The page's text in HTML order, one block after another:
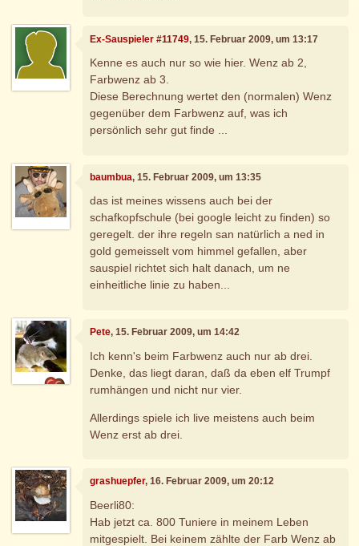
Ex-Sauspieler #11749, 15. Februar 2009, um 13:17
Kenne es auch nur so wie hier. Wenz ab 2,
Farbwenz ab 3.
Diese Berechnung wertet den (normalen) Wenz
gegenüber dem Farbwenz auf, was ich
persönlich sehr gut finde ...
baumbua, 15. Februar 2009, um 13:35
das ist meines wissens auch bei der
schafkopfschule (bei google leicht zu finden) so
geregelt. der ihre regeln san natürlich a ned in
gold gemeisselt vom himmel gefallen, aber
sauspiel richtet sich halt danach, um ne
einheitliche linie zu haben...
Pete, 15. Februar 2009, um 14:42
Ich kenn's beim Farbwenz auch nur ab drei.
Denke, das liegt daran, daß da eben elf Trumpf
rumhängen und nicht nur vier.
Allerdings spiele ich live meistens auch beim
Wenz erst ab drei.
grashuepfer, 16. Februar 2009, um 20:12
Beerli80:
Hab jetzt ca. 800 Tuniere in meinem Leben
mitgespielt. Bei keinem zählte der Farb Wenz ab